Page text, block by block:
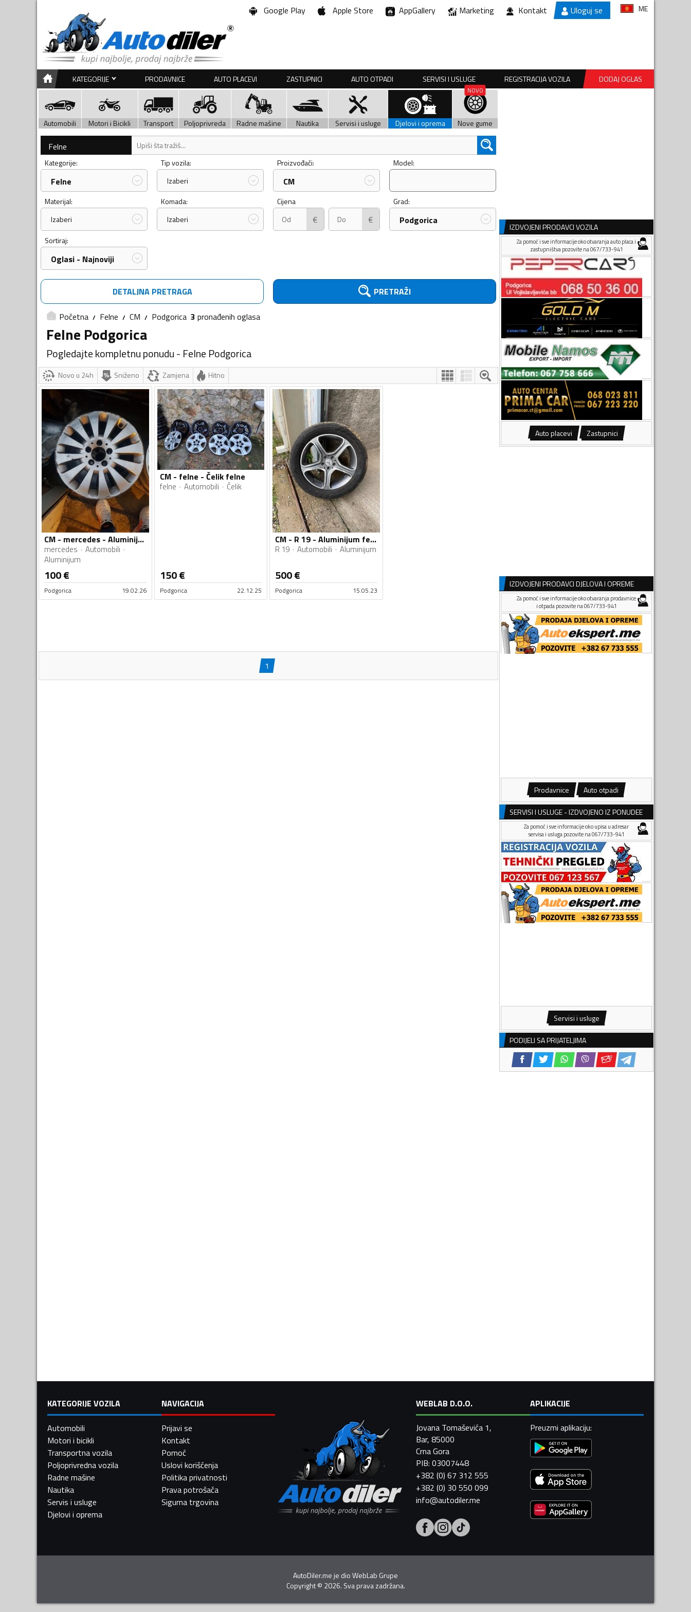
Google Play Apple Store AppGallery Marketing Kontakt Uloguj se ME
KATEGORIJE PRODAVNICE AUTO PLACEVI ZASTUPNICI AUTO OTPADI SERVISI I USLUGE REGISTRACIJA VOZILA DODAJ OGLAS
Automobili Motori i Bicikli Transport Poljoprivreda Radne mašine Nautika Servisi i usluge Djelovi i oprema Nove gume
Felne
Kategorije:
Felne
Tip vozila:
Izaberi
Proizvođači:
CM
Model:
Materijal:
Izaberi
Komada:
Izaberi
Cijena
€ €
Grad:
Podgorica
Sortiraj:
Oglasi - Najnoviji
DETALJNA PRETRAGA PRETRAŽI
Početna Felne CM Podgorica 3 pronađenih oglasa
Felne Podgorica
Pogledajte kompletnu ponudu - Felne Podgorica
Novo u 24h Sniženo Zamjena Hitno
CM - mercedes - Aluminijum felne
mercedes
Automobili
Aluminijum
100€
Podgorica 19.02.26
CM - felne - Čelik felne
felne Automobili Čelik
150€
Podgorica 22.12.25
CM - R 19 - Aluminijum felne
R 19 Automobili Aluminijum
500€
Podgorica 15.05.23
1
IZDVOJENI PRODAVCI VOZILA
Za pomoć i sve informacije oko otvaranja auto placa i
zastupništva pozovite na 067/733-941
Auto placevi Zastupnici
IZDVOJENI PRODAVCI DJELOVA I OPREME
Za pomoć i sve informacije oko otvaranja prodavnice
i otpada pozovite na 067/733-941
Prodavnice Auto otpadi
SERVISI I USLUGE - IZDVOJENO IZ PONUDEE
Za pomoć i sve informacije oko upisa u adresar
servisa i usluga pozovite na 067/733-941
Servisi i usluge
PODIJELI SA PRIJATELJIMA
KATEGORIJE VOZILA
Automobili
Motori i bicikli
Transportna vozila
Poljoprivredna vozila
Radne mašine
Nautika
Servis i usluge
Djelovi i oprema
NAVIGACIJA
Prijavi se
Kontakt
Pomoć
Uslovi korišćenja
Politika privatnosti
Prava potrošača
Sigurna trgovina
WEBLAB D.O.O.
Jovana Tomaševića 1,
Bar, 85000
Crna Gora
PIB: 03007448
+382 (0) 67 312 555
+382 (0) 30 550 099
info@autodiler.me
APLIKACIJE
Preuzmi aplikaciju:
AutoDiler.me je dioWebLab Grupe
Copyright© 2026. Sva prava zadržana.